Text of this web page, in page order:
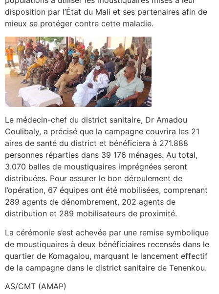
disposition par l’État du Mali et ses partenaires afin de
mieux se protéger contre cette maladie.
Le médecin-chef du district sanitaire, Dr Amadou
Coulibaly, a précisé que la campagne couvrira les 21
aires de santé du district et bénéficiera à 271.888
personnes réparties dans 39 176 ménages. Au total,
3.070 balles de moustiquaires imprégnées seront
distribuées. Pour assurer le bon déroulement de
l’opération, 67 équipes ont été mobilisées, comprenant
289 agents de dénombrement, 202 agents de
distribution et 289 mobilisateurs de proximité.
La cérémonie s’est achevée par une remise symbolique
de moustiquaires à deux bénéficiaires recensés dans le
quartier de Komagalou, marquant le lancement effectif
de la campagne dans le district sanitaire de Tenenkou.
AS/CMT (AMAP)